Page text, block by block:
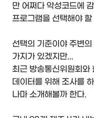
만 어쩌다 악성코드에
프로그램을 선택해야 할
선택의 기준이야 주변
가지가 있겠지만...
최근 방송통신위원회와
데이터를 위해 조사를
나마 소개해볼까 한다.